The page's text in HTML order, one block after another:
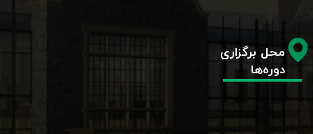
محل برگزاری
دوره‌ها